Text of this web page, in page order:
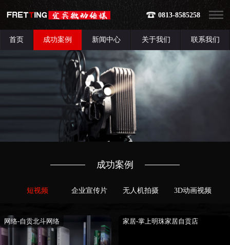
0813-8585258
首页 成功案例 新闻中心 关于我们 联系我们
成功案例
短视频 企业宣传片 无人机拍摄 3D动画视频
网络-自贡北斗网络 家居-掌上明珠家居自贡店